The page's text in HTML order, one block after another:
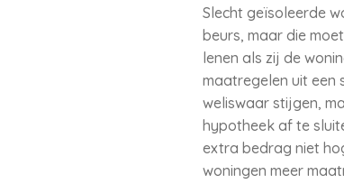
Slecht geïsoleerde
beurs, maar die
lenen als zij de
maatregelen uit een
weliswaar stijgen,
hypotheek af te
extra bedrag niet
woningen meer